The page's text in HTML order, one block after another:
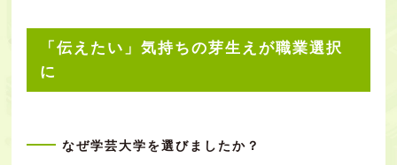
「伝えたい」気持ちの芽生えが職業選択
に
なぜ学芸大学を選びましたか？